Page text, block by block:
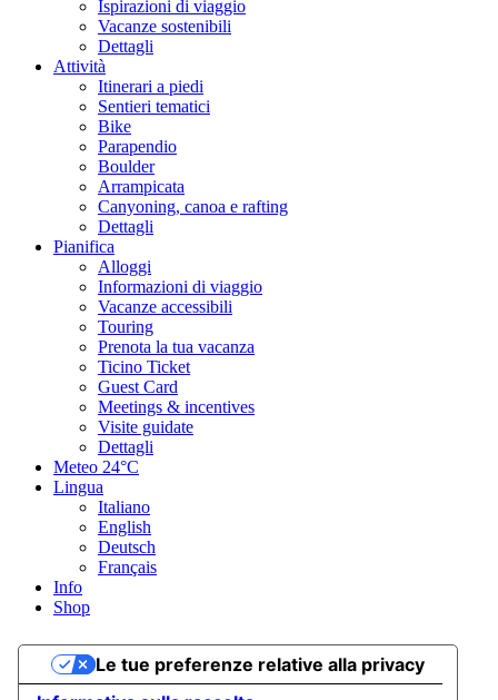
Ispirazioni di viaggio
Vacanze sostenibili
Dettagli
Attività
Itinerari a piedi
Sentieri tematici
Bike
Parapendio
Boulder
Arrampicata
Canyoning, canoa e rafting
Dettagli
Pianifica
Alloggi
Informazioni di viaggio
Vacanze accessibili
Touring
Prenota la tua vacanza
Ticino Ticket
Guest Card
Meetings & incentives
Visite guidate
Dettagli
Meteo 24°C
Lingua
Italiano
English
Deutsch
Français
Info
Shop
Le tue preferenze relative alla privacy